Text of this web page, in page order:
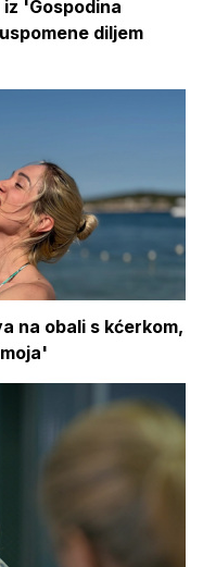
'Gospodina
diljem
na obali s kćerkom,